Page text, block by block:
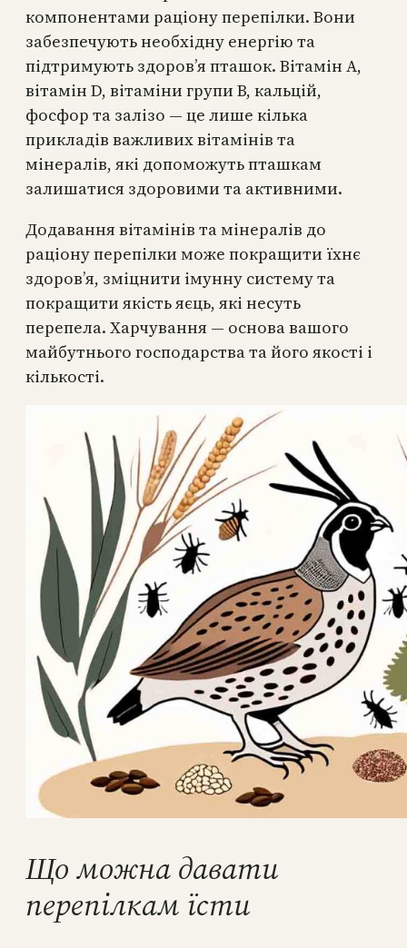
компонентами раціону перепілки. Вони
забезпечують необхідну енергію та
підтримують здоров’я пташок. Вітамін А,
вітамін D, вітаміни групи В, кальцій,
фосфор та залізо — це лише кілька
прикладів важливих вітамінів та
мінералів, які допоможуть пташкам
залишатися здоровими та активними.
Додавання вітамінів та мінералів до
раціону перепілки може покращити їхнє
здоров’я, зміцнити імунну систему та
покращити якість яєць, які несуть
перепела. Харчування — основа вашого
майбутнього господарства та його якості і
кількості.
Що можна давати
перепілкам їсти